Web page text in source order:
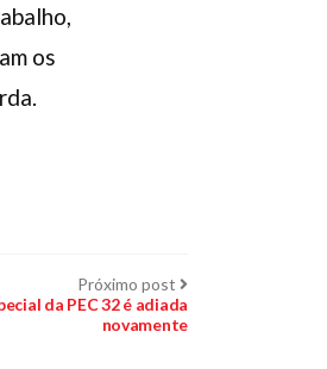
os
Próximo post Próximo
da PEC 32 é adiada
novamente